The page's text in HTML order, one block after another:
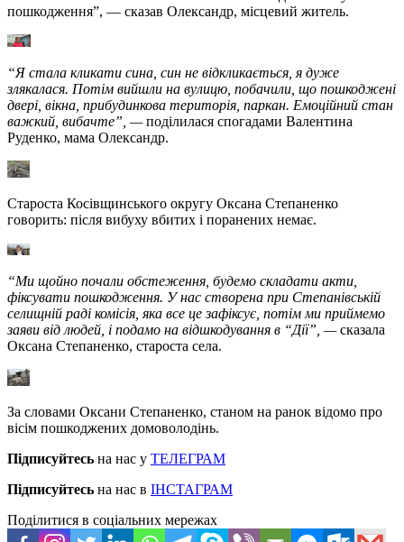
пошкодження”, — сказав Олександр, місцевий житель.
“Я стала кликати сина, син не відкликається, я дуже
злякалася. Потім вийшли на вулицю, побачили, що пошкоджені
двері, вікна, прибудинкова територія, паркан. Емоційний стан
важкий, вибачте”, —поділилася спогадами Валентина
Руденко, мама Олександр.
Староста Косівщинського округу Оксана Степаненко
говорить: після вибуху вбитих і поранених немає.
“Ми щойно почали обстеження, будемо складати акти,
фіксувати пошкодження. У нас створена при Степанівській
селищній раді комісія, яка все це зафіксує, потім ми приймемо
заяви від людей, і подамо на відшкодування в “Дії”, —сказала
Оксана Степаненко, староста села.
За словами Оксани Степаненко, станом на ранок відомо про
вісім пошкоджених домоволодінь.
Підписуйтесь на нас у ТЕЛЕГРАМ
Підписуйтесь на нас в ІНСТАГРАМ
Поділитися в соціальних мережах